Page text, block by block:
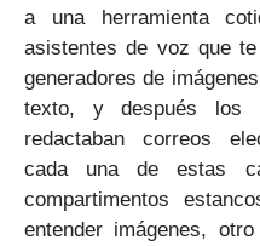
a una herramienta
asistentes de voz que
generadores de
texto, y después los
redactaban correos
cada una de estas
compartimentos
entender imágenes,